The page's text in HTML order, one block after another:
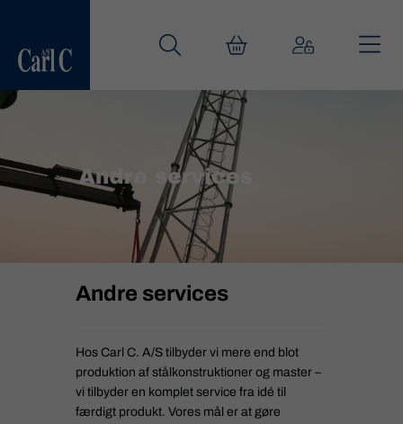
Andre services
Hos Carl C. A/S tilbyder vi mere end blot
produktion af stålkonstruktioner og master –
vi tilbyder en komplet service fra idé til
færdigt produkt. Vores mål er at gøre